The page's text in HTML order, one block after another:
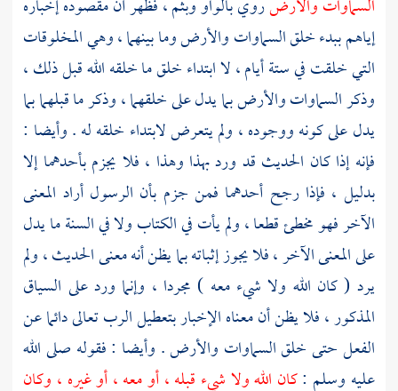
السماوات والأرضروي بالواو وبثم ، فظهر أن مقصوده إخباره
إياهم ببدء خلق السماوات والأرض وما بينهما ، وهي المخلوقات
التي خلقت في ستة أيام ، لا ابتداء خلق ما خلقه الله قبل ذلك ،
وذكر السماوات والأرض بما يدل على خلقهما ، وذكر ما قبلهما بما
يدل على كونه ووجوده ، ولم يتعرض لابتداء خلقه له . وأيضا :
فإنه إذا كان الحديث قد ورد بهذا وهذا ، فلا يجزم بأحدهما إلا
بدليل ، فإذا رجح أحدهما فمن جزم بأن الرسول أراد المعنى
الآخر فهو مخطئ قطعا ، ولم يأت في الكتاب ولا في السنة ما يدل
على المعنى الآخر ، فلا يجوز إثباته بما يظن أنه معنى الحديث ، ولم
يرد ( كان الله ولا شيء معه ) مجردا ، وإنما ورد على السياق
المذكور ، فلا يظن أن معناه الإخبار بتعطيل الرب تعالى دائما عن
الفعل حتى خلق السماوات والأرض . وأيضا : فقوله صلى الله
عليه وسلم :كان الله ولا شيء قبله ، أو معه ، أو غيره ، وكان